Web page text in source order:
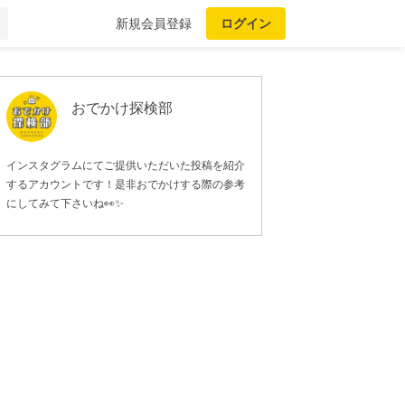
新規会員登録 ログイン
おでかけ探検部
インスタグラムにてご提供いただいた投稿を紹介
するアカウントです！是非おでかけする際の参考
にしてみて下さいね👀✨